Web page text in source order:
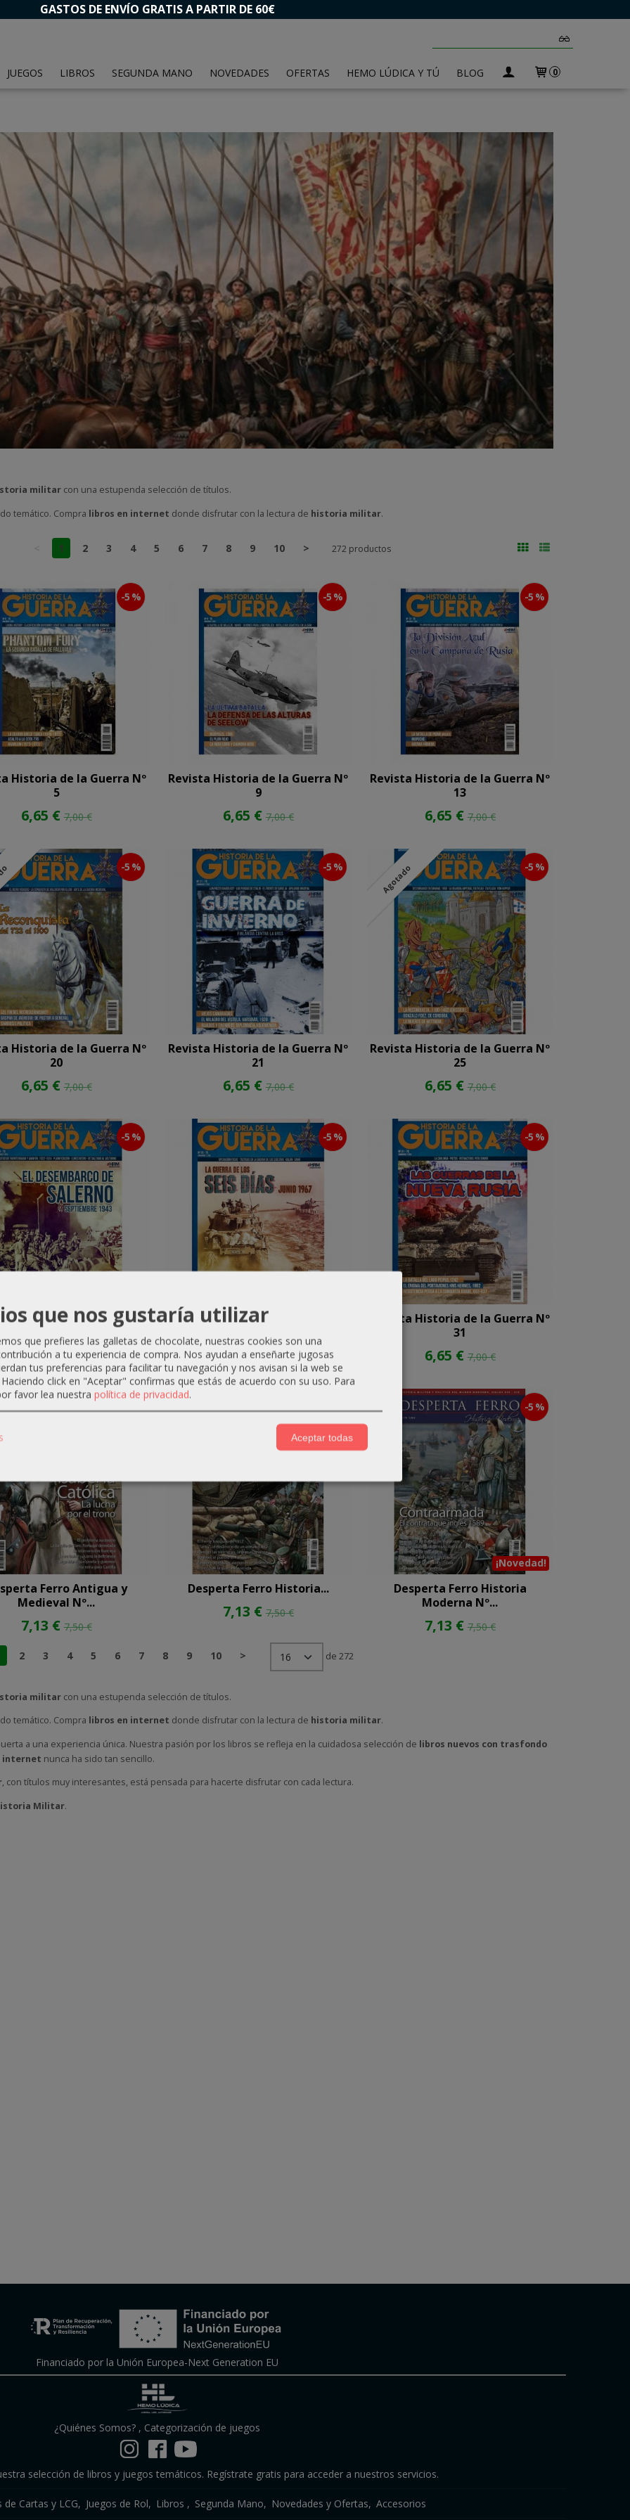
GASTOS DE ENVÍO GRATIS A PARTIR DE 60€
JUEGOS LIBROS SEGUNDA MANO NOVEDADES OFERTAS HEMO LÚDICA Y TÚ BLOG 0
militarcon una estupenda selección de títulos.
temático. Compra libros en internet donde disfrutar con la lectura de historia militar.
1 2 3 4 5 6 7 8 9 10 > 272 productos
-5 %
Historia de la Guerra Nº
5
6,65 €7,00 €
-5 %
Revista Historia de la Guerra Nº
9
6,65 € 7,00 €
-5 %
Revista Historia de la Guerra Nº
13
6,65 € 7,00 €
-5 %
Historia de la Guerra Nº
20
6,65 €7,00 €
-5 %
Revista Historia de la Guerra Nº
21
6,65 € 7,00 €
Agotado -5 %
Revista Historia de la Guerra Nº
25
6,65 € 7,00 €
-5 %
Historia de la Guerra Nº
6,65 €7,00 €
-5 %
Revista Historia de la Guerra Nº
6,65 €7,00 €
-5 %
Revista Historia de la Guerra Nº
31
6,65 € 7,00 €
-5 %
Ferro Antigua y
Medieval Nº...
7,13 €7,50 €
-5 %
Desperta Ferro Historia...
7,13 € 7,50 €
¡Novedad!
-5 %
Desperta Ferro Historia
Moderna Nº...
7,13 € 7,50 €
2 3 4 5 6 7 8 9 10 > de 272
militar con una estupenda selección de títulos.
temático. Compra libros en internet donde disfrutar con la lectura de historia militar.
a una experiencia única. Nuestra pasión por los libros se refleja en la cuidadosa selección de libros nuevos con trasfondo
internet nunca ha sido tan sencillo.
, con títulos muy interesantes, está pensada para hacerte disfrutar con cada lectura.
Militar.
Financiado por la Unión Europea-Next Generation EU
¿Quiénes Somos? , Categorización de juegos
selección de libros y juegos temáticos. Regístrate gratis para acceder a nuestros servicios.
de Cartas y LCG Juegos de Rol Libros Segunda Mano Novedades y Ofertas Accesorios
que nos gustaría utilizar
que prefieres las galletas de chocolate, nuestras cookies son una
a tu experiencia de compra. Nos ayudan a enseñarte jugosas
tus preferencias para facilitar tu navegación y nos avisan si la web se
click en "Aceptar" confirmas que estás de acuerdo con su uso. Para
favor lea nuestra política de privacidad.
Aceptar todas